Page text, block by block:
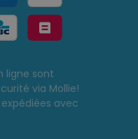
ligne sont
via Mollie!
avec